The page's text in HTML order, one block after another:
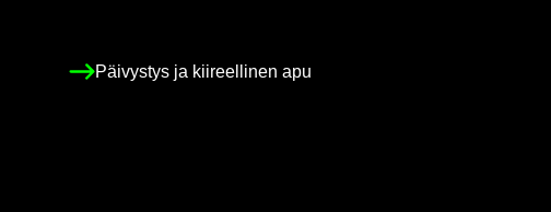
Päi­vys­tys ja kii­reel­li­nen apu